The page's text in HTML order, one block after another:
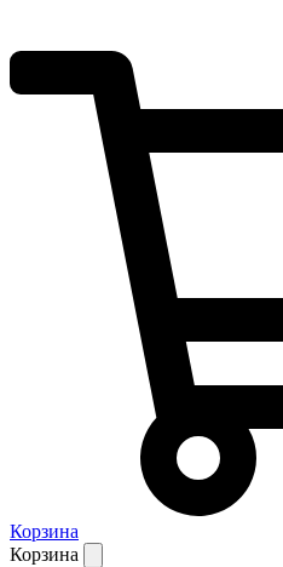
Корзина
Корзина